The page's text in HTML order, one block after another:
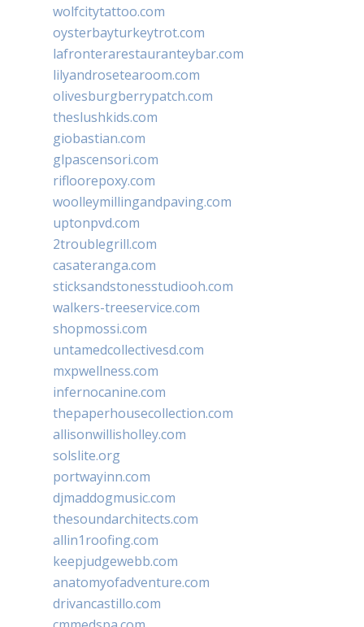
wolfcitytattoo.com
oysterbayturkeytrot.com
lafronterarestauranteybar.com
lilyandrosetearoom.com
olivesburgberrypatch.com
theslushkids.com
giobastian.com
glpascensori.com
rifloorepoxy.com
woolleymillingandpaving.com
uptonpvd.com
2troublegrill.com
casateranga.com
sticksandstonesstudiooh.com
walkers-treeservice.com
shopmossi.com
untamedcollectivesd.com
mxpwellness.com
infernocanine.com
thepaperhousecollection.com
allisonwillisholley.com
solslite.org
portwayinn.com
djmaddogmusic.com
thesoundarchitects.com
allin1roofing.com
keepjudgewebb.com
anatomyofadventure.com
drivancastillo.com